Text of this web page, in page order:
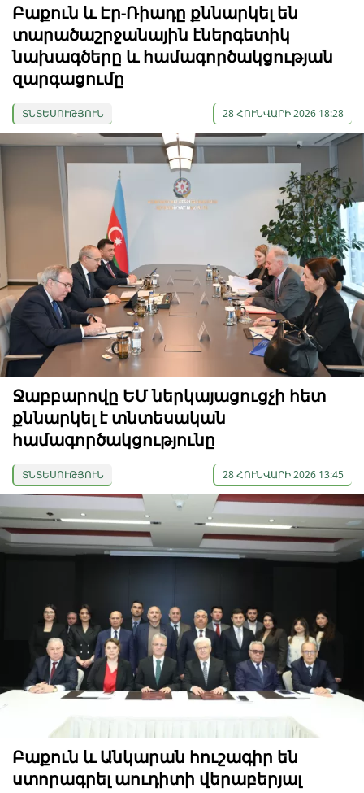
Բաքուն և Էր-Ռիադը քննարկել են
տարածաշրջանային էներգետիկ
նախագծերը և համագործակցության
զարգացումը
ՏՆՏԵՍՈՒԹՅՈՒՆ 28 ՀՈՒՆՎԱՐԻ 2026 18:28
Ջաբբարովը ԵՄ ներկայացուցչի հետ
քննարկել է տնտեսական
համագործակցությունը
ՏՆՏԵՍՈՒԹՅՈՒՆ 28 ՀՈՒՆՎԱՐԻ 2026 13:45
Բաքուն և Անկարան հուշագիր են
ստորագրել աուդիտի վերաբերյալ